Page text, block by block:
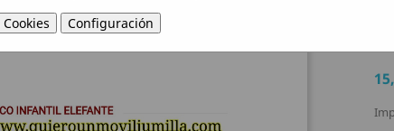
Casco Infantil Elefante
Configuración